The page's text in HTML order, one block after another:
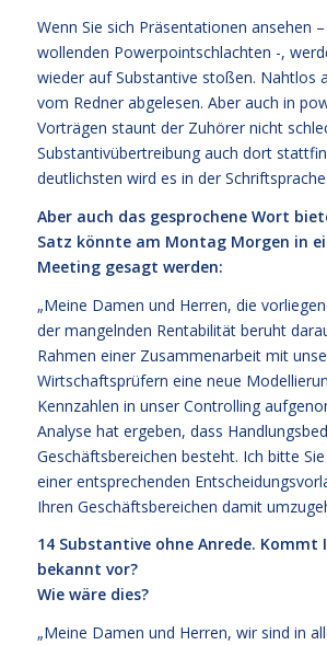
Wenn Sie sich Präsentationen ansehen
wollenden Powerpointschlachten -,
wieder auf Substantive stoßen. Nahtlos
vom Redner abgelesen. Aber auch in
Vorträgen staunt der Zuhörer nicht
Substantivübertreibung auch dort
deutlichsten wird es in der Schriftsprache.
Aber auch das gesprochene Wort
Satz könnte am Montag Morgen in
Meeting gesagt werden:
„Meine Damen und Herren, die
der mangelnden Rentabilität beruht
Rahmen einer Zusammenarbeit mit
Wirtschaftsprüfern eine neue
Kennzahlen in unser Controlling
Analyse hat ergeben, dass
Geschäftsbereichen besteht. Ich bitte
einer entsprechenden
Ihren Geschäftsbereichen damit
14 Substantive ohne Anrede. Kommt
bekannt vor?
Wie wäre dies?
„Meine Damen und Herren, wir sind in